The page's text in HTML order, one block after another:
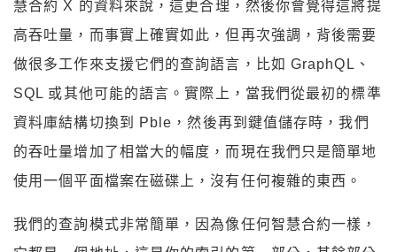
慧合約 X 的資料來說，這更合理，然後你會覺得這將提
高吞吐量，而事實上確實如此，但再次強調，背後需要
做很多工作來支援它們的查詢語言，比如 GraphQL、
SQL 或其他可能的語言。實際上，當我們從最初的標準
資料庫結構切換到 Pble，然後再到鍵值儲存時，我們
的吞吐量增加了相當大的幅度，而現在我們只是簡單地
使用一個平面檔案在磁碟上，沒有任何複雜的東西。
我們的查詢模式非常簡單，因為像任何智慧合約一樣，